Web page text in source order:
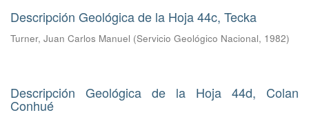
Descripción Geológica de la Hoja 44c, Tecka
Turner, Juan Carlos Manuel (Servicio Geológico Nacional, 1982)
Descripción Geológica de la Hoja 44d, Colan
Conhué